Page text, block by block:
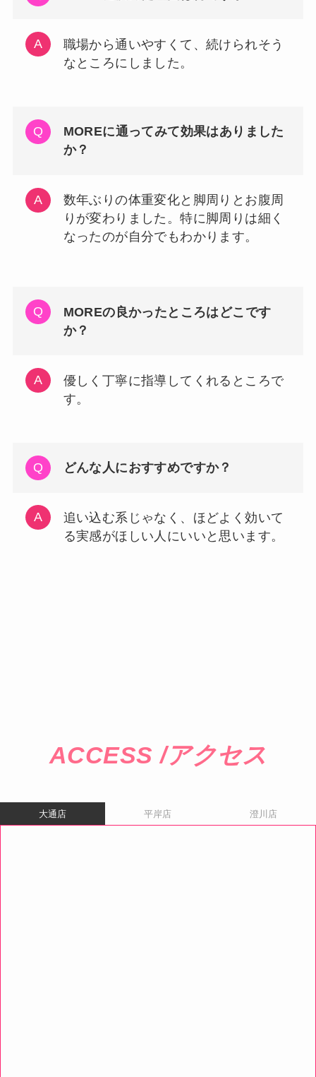
職場から通いやすくて、続けられそう
なところにしました。
MOREに通ってみて効果はありました
か？
数年ぶりの体重変化と脚周りとお腹周
りが変わりました。特に脚周りは細く
なったのが自分でもわかります。
MOREの良かったところはどこです
か？
優しく丁寧に指導してくれるところで
す。
どんな人におすすめですか？
追い込む系じゃなく、ほどよく効いて
る実感がほしい人にいいと思います。
ACCESS /アクセス
大通店 平岸店 澄川店